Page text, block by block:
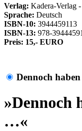
Verlag: Kadera-Verlag
Sprache: Deutsch
ISBN-10: 3944459113
ISBN-13: 978-
Preis: 15,- EURO
Dennoch
»Dennoch
…«